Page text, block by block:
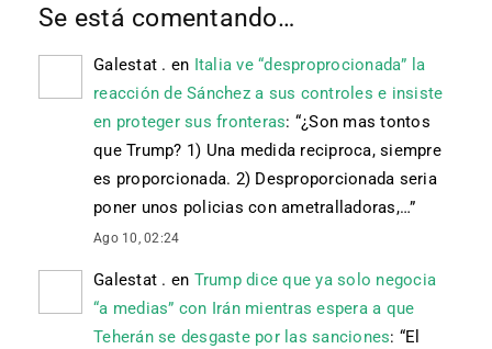
Se está comentando…
Galestat . en Italia ve “desproprocionada” la
reacción de Sánchez a sus controles e insiste
en proteger sus fronteras: “¿Son mas tontos
que Trump? 1) Una medida reciproca, siempre
es proporcionada. 2) Desproporcionada seria
poner unos policias con ametralladoras,…”
Ago 10, 02:24
Galestat . en Trump dice que ya solo negocia
“a medias” con Irán mientras espera a que
Teherán se desgaste por las sanciones: “El